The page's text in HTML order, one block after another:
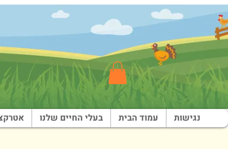
נגישות עמוד הבית בעלי החיים שלנו